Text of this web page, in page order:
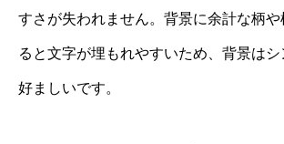
すさが失われません。背景に余計な柄
ると文字が埋もれやすいため、背景は
好ましいです。